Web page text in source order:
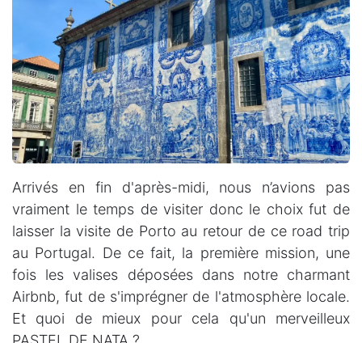
Arrivés en fin d'après-midi, nous n’avions pas
vraiment le temps de visiter donc le choix fut de
laisser la visite de Porto au retour de ce road trip
au Portugal. De ce fait, la première mission, une
fois les valises déposées dans notre charmant
Airbnb, fut de s'imprégner de l'atmosphère locale.
Et quoi de mieux pour cela qu'un merveilleux